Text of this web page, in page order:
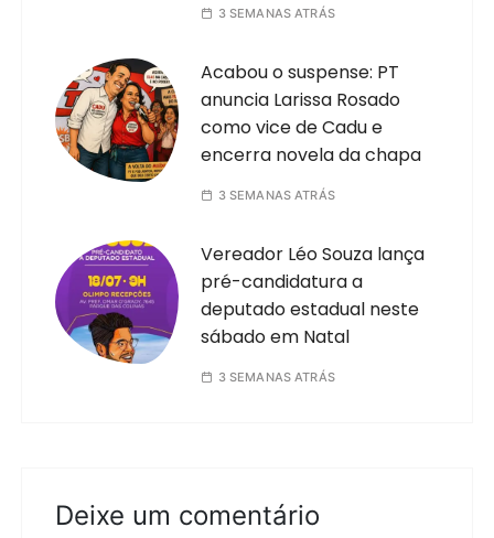
3 SEMANAS ATRÁS
Acabou o suspense: PT
anuncia Larissa Rosado
como vice de Cadu e
encerra novela da chapa
3 SEMANAS ATRÁS
Vereador Léo Souza lança
pré-candidatura a
deputado estadual neste
sábado em Natal
3 SEMANAS ATRÁS
Deixe um comentário